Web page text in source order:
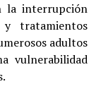
la interrupción
tratamientos
adultos
vulnerabilidad